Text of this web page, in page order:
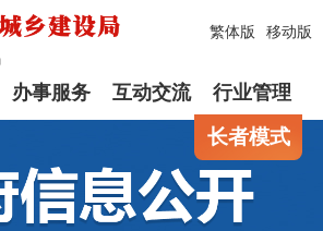
繁体版 移动版
办事服务 互动交流 行业管理
长者模式